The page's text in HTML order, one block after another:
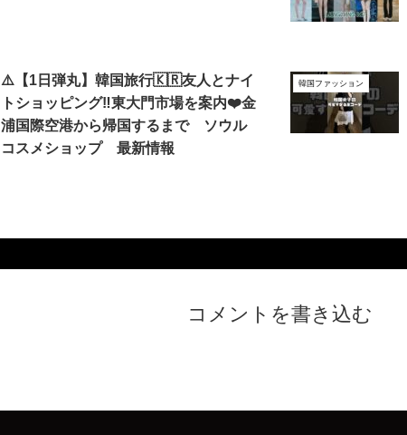
⚠️【1日弾丸】韓国旅行🇰🇷友人とナイ
トショッピング‼️東大門市場を案内❤️金
浦国際空港から帰国するまで ソウル
コスメショップ 最新情報
韓国ファッション
コメントを書き込む